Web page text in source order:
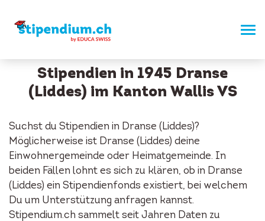
Stipendien in 1945 Dranse
(Liddes) im Kanton Wallis VS
Suchst du Stipendien in Dranse (Liddes)?
Möglicherweise ist Dranse (Liddes) deine
Einwohnergemeinde oder Heimatgemeinde. In
beiden Fällen lohnt es sich zu klären, ob in Dranse
(Liddes) ein Stipendienfonds existiert, bei welchem
Du um Unterstützung anfragen kannst.
Stipendium.ch sammelt seit Jahren Daten zu